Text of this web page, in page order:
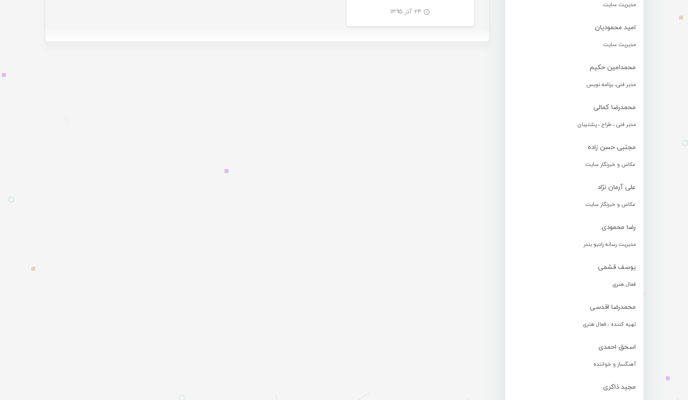
مدیریت سایت
امید محمودیان
مدیریت سایت
محمدامین حکیم
مدیر فنی، برنامه نویس
محمدرضا کمالی
مدیر فنی ، طراح ، پشتیبان
مجتبی حسن زاده
عکاس و خبرنگار سایت
علی آرمان نژاد
عکاس و خبرنگار سایت
رضا محمودی
مدیریت رسانه رادیو بندر
یوسف قشمی
فعال هنری
محمدرضا اقدسی
تهیه کننده ، فعال هنری
اسحق احمدی
آهنگساز و خواننده
مجید ذاکری
۲۴ آذر ۱۳۹۵